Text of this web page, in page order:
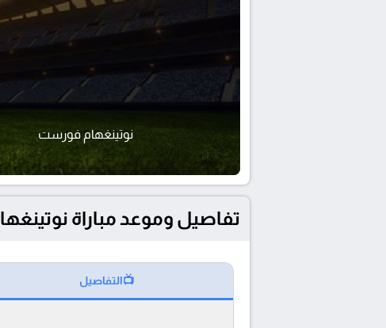
نوتينغهام فورست
تفاصيل وموعد مباراة نوتينغهام فورست و
📺التفاصيل